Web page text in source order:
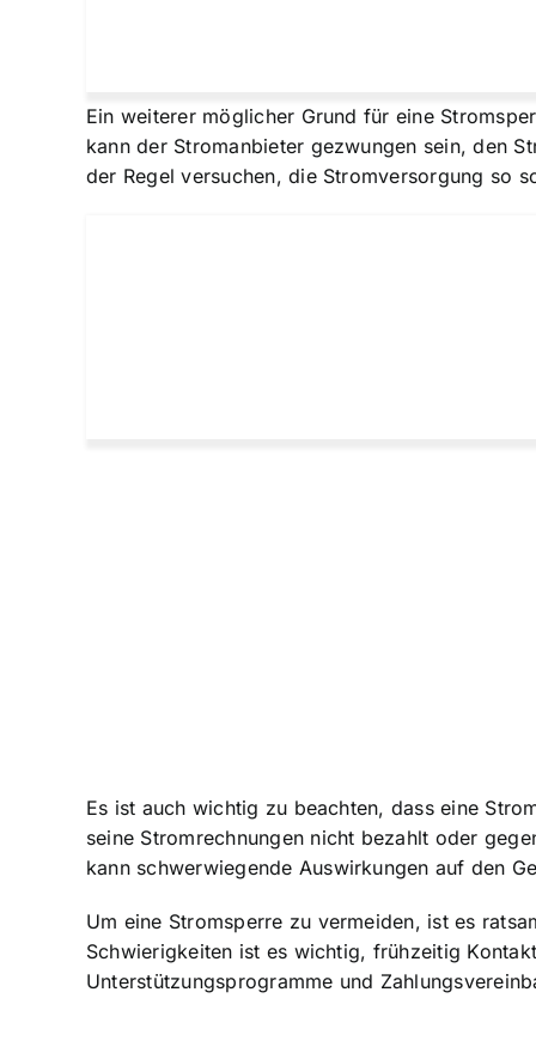
Ein weiterer möglicher Grund für eine
kann der Stromanbieter gezwungen sein, den
der Regel versuchen, die Stromversorgung so
Es ist auch wichtig zu beachten, dass eine
seine Stromrechnungen nicht bezahlt oder
kann schwerwiegende Auswirkungen auf den
Um eine Stromsperre zu vermeiden, ist es
Schwierigkeiten ist es wichtig, frühzeitig
Unterstützungsprogramme und